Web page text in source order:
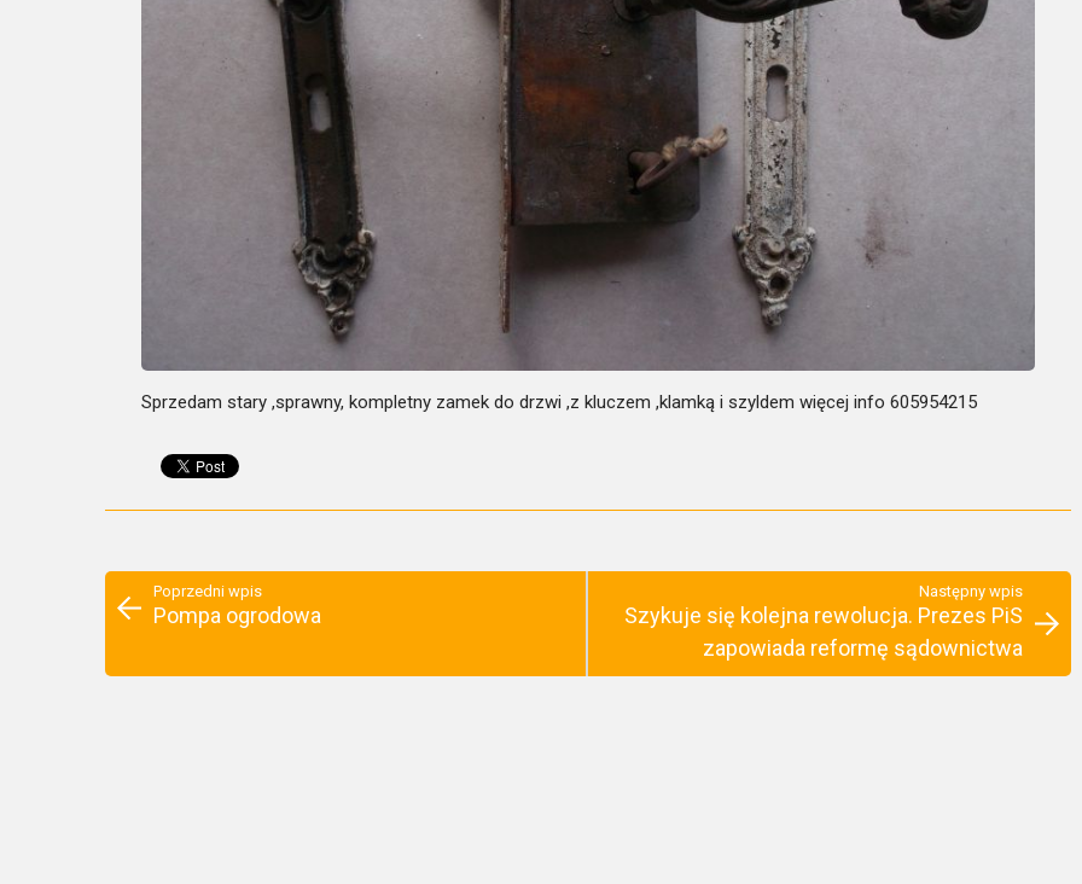
Sprzedam stary ,sprawny, kompletny zamek do drzwi ,z kluczem ,klamką i szyldem więcej info 605954215
Poprzedni wpis
Pompa ogrodowa
Następny wpis
Szykuje się kolejna rewolucja. Prezes PiS
zapowiada reformę sądownictwa